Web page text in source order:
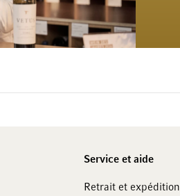
Service et aide
Retrait et expédition